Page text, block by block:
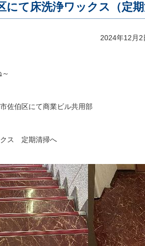
にて床洗浄ワックス（定期
2024年12月2
佐伯区にて商業ビル共用部
クス 定期清掃へ